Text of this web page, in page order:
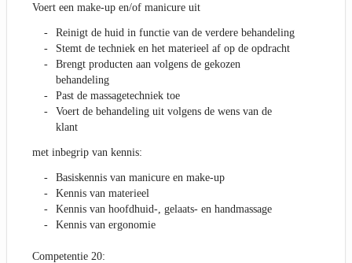
Voert een make-up en/of manicure uit
Reinigt de huid in functie van de verdere behandeling
Stemt de techniek en het materieel af op de opdracht
Brengt producten aan volgens de gekozen
behandeling
Past de massagetechniek toe
Voert de behandeling uit volgens de wens van de
klant
met inbegrip van kennis:
Basiskennis van manicure en make-up
Kennis van materieel
Kennis van hoofdhuid-, gelaats- en handmassage
Kennis van ergonomie
Competentie 20: